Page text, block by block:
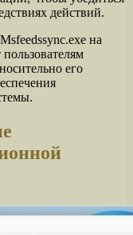
действий.
на
его